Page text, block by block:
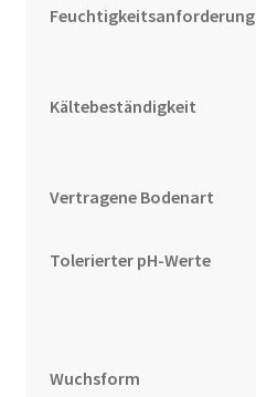
Feuchtigkeitsanforderung
Kältebeständigkeit
Vertragene Bodenart
Tolerierter pH-Werte
Wuchsform